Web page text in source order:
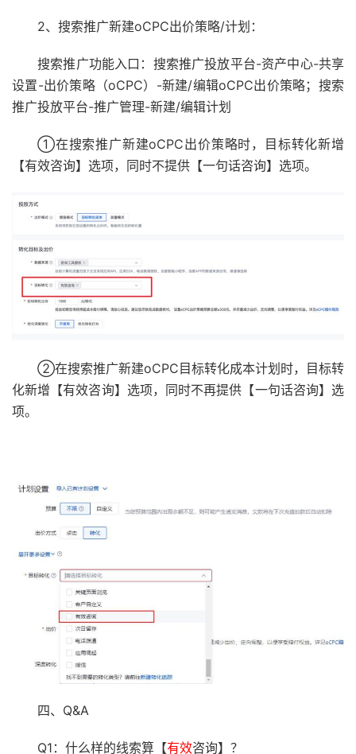
2、搜索推广新建oCPC出价策略/计划：
搜索推广功能入口：搜索推广投放平台-资产中心-共享
设置-出价策略（oCPC）-新建/编辑oCPC出价策略；搜索
推广投放平台-推广管理-新建/编辑计划
①在搜索推广新建oCPC出价策略时，目标转化新增
【有效咨询】选项，同时不提供【一句话咨询】选项。
②在搜索推广新建oCPC目标转化成本计划时，目标转
化新增【有效咨询】选项，同时不再提供【一句话咨询】选
项。
四、Q&A
Q1：什么样的线索算【有效咨询】？